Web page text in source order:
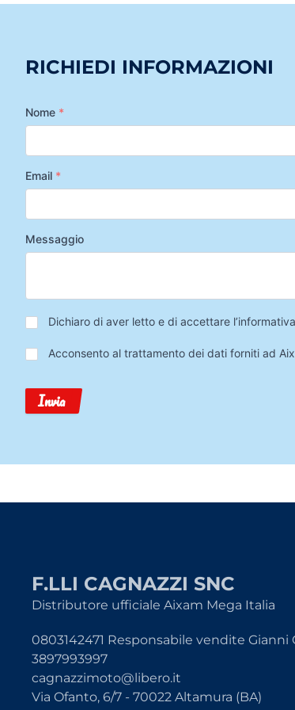
RICHIEDI INFORMAZIONI
Nome *
Email *
Messaggio
Privacy*
Dichiaro di aver letto e di accettare
Trattamento
Dati
Acconsento al trattamento dei dati forniti ad
Invia
F.LLI CAGNAZZI SNC
Distributore ufficiale Aixam Mega Italia
0803142471 Responsabile vendite Gianni
3897993997
cagnazzimoto@libero.it
Via Ofanto, 6/7 - 70022 Altamura (BA)